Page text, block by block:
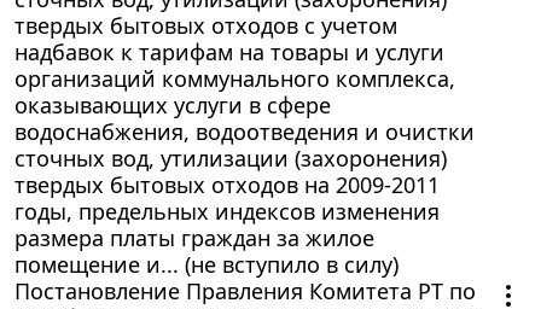
твердых бытовых отходов с учетом
надбавок к тарифам на товары и услуги
организаций коммунального комплекса,
оказывающих услуги в сфере
водоснабжения, водоотведения и очистки
сточных вод, утилизации (захоронения)
твердых бытовых отходов на 2009-2011
годы, предельных индексов изменения
размера платы граждан за жилое
помещение и... (не вступило в силу)
Постановление Правления Комитета РТ по